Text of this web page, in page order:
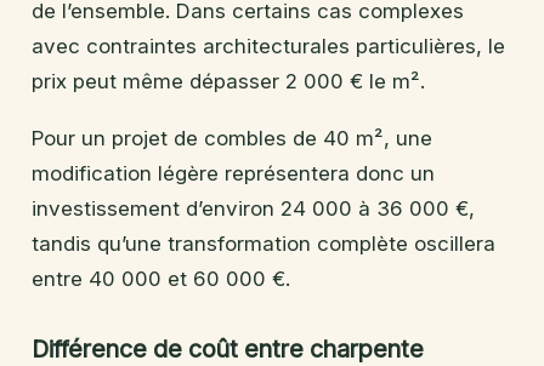
de l’ensemble. Dans certains cas complexes
avec contraintes architecturales particulières, le
prix peut même dépasser 2 000 € le m².
Pour un projet de combles de 40 m², une
modification légère représentera donc un
investissement d’environ 24 000 à 36 000 €,
tandis qu’une transformation complète oscillera
entre 40 000 et 60 000 €.
Différence de coût entre charpente